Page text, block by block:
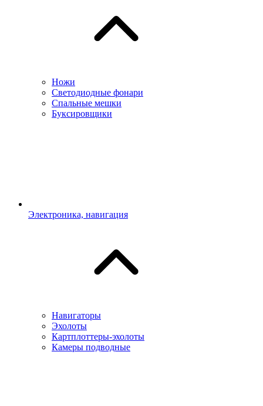
Ножи
Светодиодные фонари
Спальные мешки
Буксировщики
Электроника, навигация
Навигаторы
Эхолоты
Картплоттеры-эхолоты
Камеры подводные